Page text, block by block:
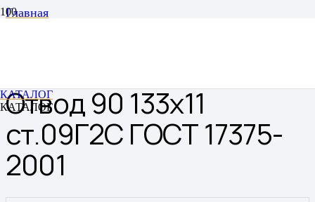
КАТАЛОГ
КАТАЛОГ
Главная
Отвод 90 133х11
ст.09Г2С ГОСТ 17375-
2001